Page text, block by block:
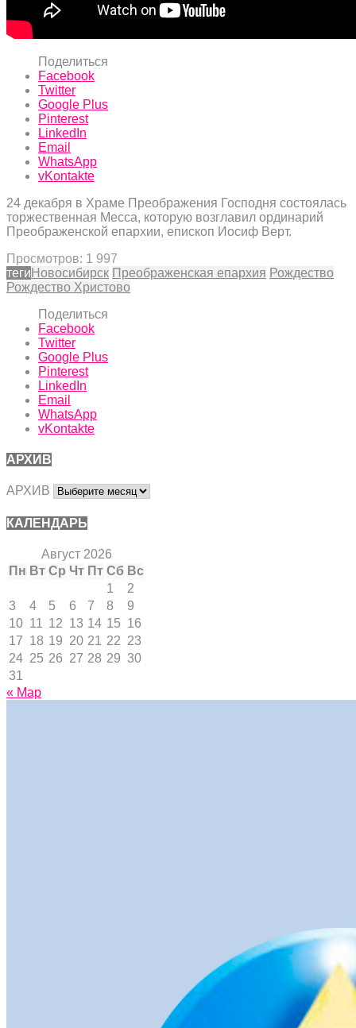
Поделиться
Facebook
Twitter
Google Plus
Pinterest
LinkedIn
Email
WhatsApp
vKontakte
24 декабря в Храме Преображения Господня состоялась
торжественная Месса, которую возглавил ординарий
Преображенской епархии, епископ Иосиф Верт.
Просмотров: 1 997
теги Новосибирск Преображенская епархия Рождество
Рождество Христово
Поделиться
Facebook
Twitter
Google Plus
Pinterest
LinkedIn
Email
WhatsApp
vKontakte
АРХИВ
АРХИВ
КАЛЕНДАРЬ
Август 2026
Пн Вт Ср Чт Пт Сб Вс
1
2
3
4 5 6 7 8
9
10 11 12 13 14 15 16
17 18 19 20 21 22 23
24 25 26 27 28 29 30
31
« Мар